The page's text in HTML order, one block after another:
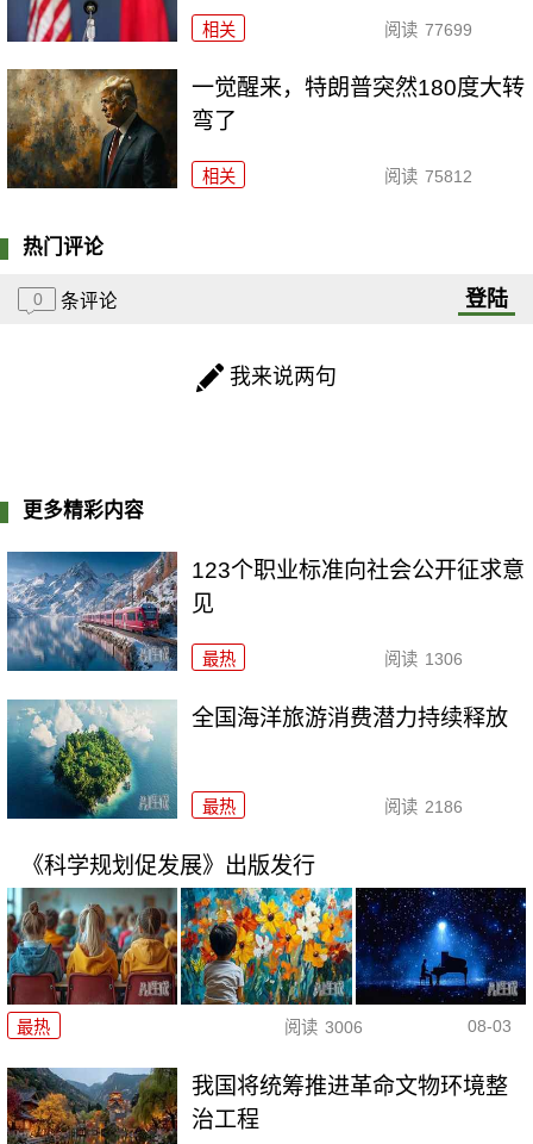
相关 阅读 77699
一觉醒来，特朗普突然180度大转
弯了
相关 阅读 75812
热门评论
0 条评论 登陆
我来说两句
更多精彩内容
123个职业标准向社会公开征求意
见
最热 阅读 1306
全国海洋旅游消费潜力持续释放
最热 阅读 2186
《科学规划促发展》出版发行
最热 阅读 3006 08-03
我国将统筹推进革命文物环境整
治工程